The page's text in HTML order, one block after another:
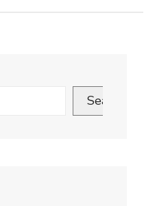
Search